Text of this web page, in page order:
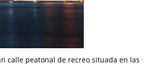
calle peatonal de recreo situada en las